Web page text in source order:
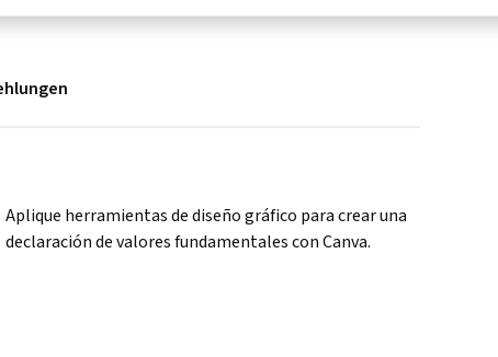
Aplique herramientas de diseño gráfico para crear una
declaración de valores fundamentales con Canva.